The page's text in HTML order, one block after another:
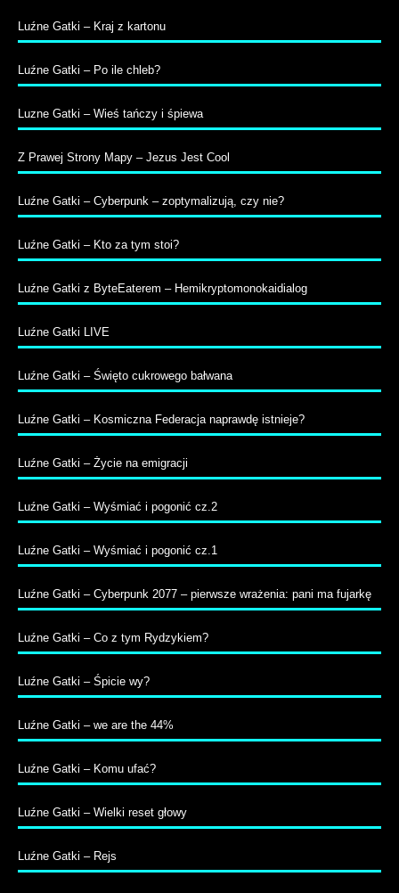
Luźne Gatki – Kraj z kartonu
Luźne Gatki – Po ile chleb?
Luzne Gatki – Wieś tańczy i śpiewa
Z Prawej Strony Mapy – Jezus Jest Cool
Luźne Gatki – Cyberpunk – zoptymalizują, czy nie?
Luźne Gatki – Kto za tym stoi?
Luźne Gatki z ByteEaterem – Hemikryptomonokaidialog
Luźne Gatki LIVE
Luźne Gatki – Święto cukrowego bałwana
Luźne Gatki – Kosmiczna Federacja naprawdę istnieje?
Luźne Gatki – Życie na emigracji
Luźne Gatki – Wyśmiać i pogonić cz.2
Luźne Gatki – Wyśmiać i pogonić cz.1
Luźne Gatki – Cyberpunk 2077 – pierwsze wrażenia: pani ma fujarkę
Luźne Gatki – Co z tym Rydzykiem?
Luźne Gatki – Śpicie wy?
Luźne Gatki – we are the 44%
Luźne Gatki – Komu ufać?
Luźne Gatki – Wielki reset głowy
Luźne Gatki – Rejs